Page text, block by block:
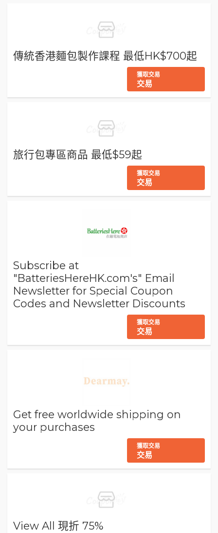
傳統香港麵包製作課程 最低HK$700起
獲取交易
交易
旅行包專區商品 最低$59起
獲取交易
交易
Subscribe at
"BatteriesHereHK.com's" Email
Newsletter for Special Coupon
Codes and Newsletter Discounts
獲取交易
交易
Get free worldwide shipping on
your purchases
獲取交易
交易
View All 現折 75%